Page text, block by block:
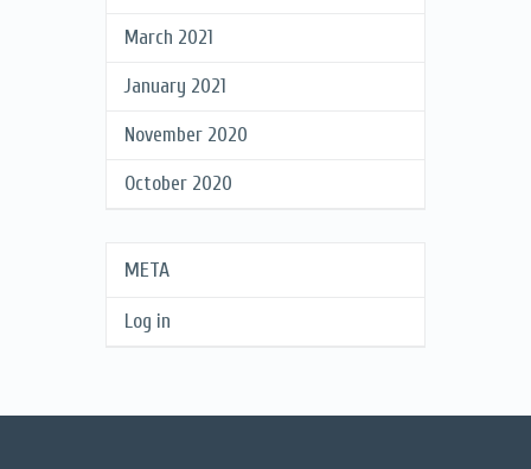
March 2021
January 2021
November 2020
October 2020
META
Log in